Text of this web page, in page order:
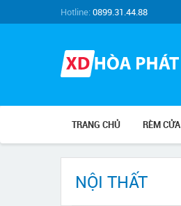
Hotline:0899.31.44.88
TRANG CHỦ RÈM CỬA
NỘI THẤT